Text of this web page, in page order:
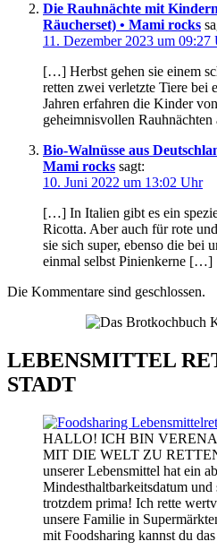
Die Rauhnächte mit
Räucherset) • Mami rocks
11. Dezember 2023 um 09:27
[…] Herbst gehen sie einem
retten zwei verletzte Tiere bei
Jahren erfahren die Kinder
geheimnisvollen
Bio-Walnüsse aus
Mami rocks sagt:
10. Juni 2022 um 13:02 Uhr
[…] In Italien gibt es ein
Ricotta. Aber auch für rote
sie sich super, ebenso die bei
einmal selbst Pinienkerne […]
Die Kommentare sind geschlossen.
LEBENSMITTEL
STADT
HALLO! ICH BIN
MIT DIE WELT ZU
unserer Lebensmittel hat ein
Mindesthaltbarkeitsdatum und
trotzdem prima! Ich rette
unsere Familie in
mit Foodsharing kannst du